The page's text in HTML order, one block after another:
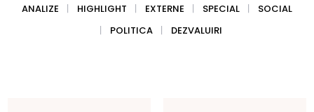
ANALIZE HIGHLIGHT EXTERNE SPECIAL
SOCIAL
POLITICA
DEZVALUIRI